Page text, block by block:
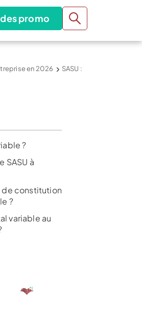
promo
en 2026
SASU :
?
SASU à
de constitution
?
variable au